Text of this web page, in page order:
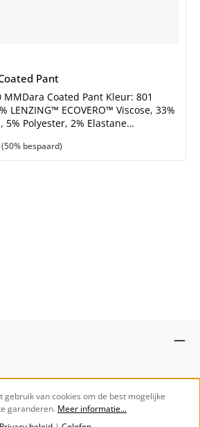
Pant
MMDara Coated Pant Kleur: 801
LENZING™ ECOVERO™ Viscose, 33%
5% Polyester, 2% Elastane
wide-leg fit en hoge taille.
blend van viscose, katoen en lyocell
(50% bespaard)
gebruik van cookies om de best mogelijke
garanderen. Meer informatie...